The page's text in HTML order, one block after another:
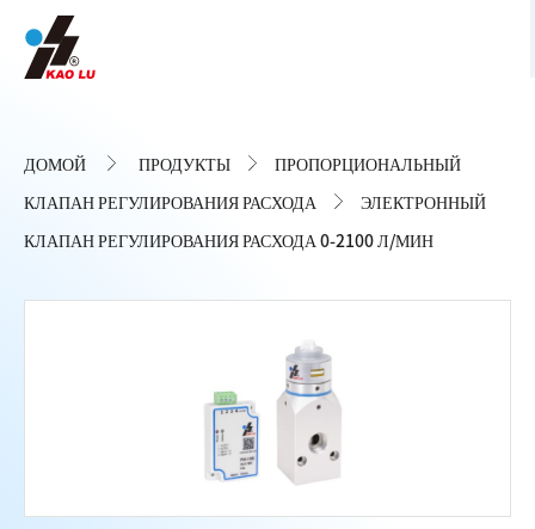
ДОМОЙ ПРОДУКТЫ
ПРОПОРЦИОНАЛЬНЫЙ
КЛАПАН РЕГУЛИРОВАНИЯ РАСХОДА
ЭЛЕКТРОННЫЙ
КЛАПАН РЕГУЛИРОВАНИЯ РАСХОДА 0-2100 Л/МИН
Панель управления cookies